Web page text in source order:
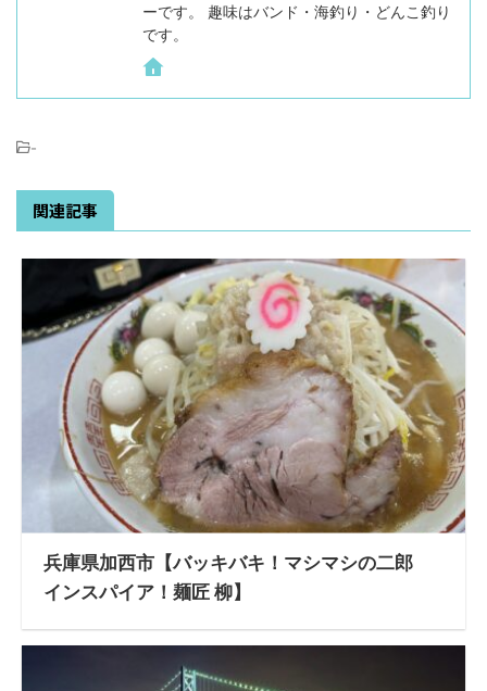
ーです。 趣味はバンド・海釣り・どんこ釣り
です。
-
関連記事
兵庫県加西市【バッキバキ！マシマシの二郎
インスパイア！麺匠 柳】